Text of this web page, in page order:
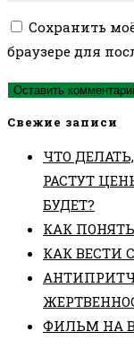
веб-
сайта
(необязательно)
Сохранить
браузере для
Свежие записи
ЧТО
РАСТУТ
БУДЕТ?
КАК
КАК ВЕСТИ
ФИЛЬМ НА